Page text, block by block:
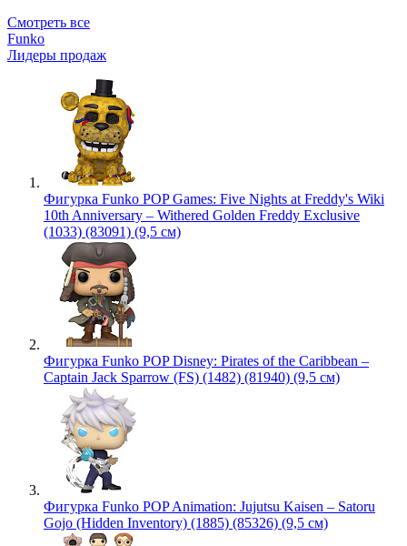
Смотреть все
Funko
Лидеры продаж
Фигурка Funko POP Games: Five Nights at Freddy's Wiki
10th Anniversary – Withered Golden Freddy Exclusive
(1033) (83091) (9,5 см)
Фигурка Funko POP Disney: Pirates of the Caribbean –
Captain Jack Sparrow (FS) (1482) (81940) (9,5 см)
Фигурка Funko POP Animation: Jujutsu Kaisen – Satoru
Gojo (Hidden Inventory) (1885) (85326) (9,5 см)